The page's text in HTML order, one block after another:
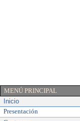
MENÚ PRINCIPAL
Inicio
Presentación